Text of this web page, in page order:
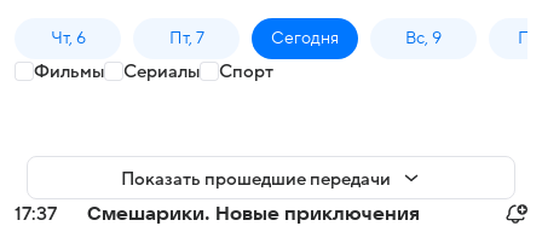
Чт, 6 Пт, 7 Сегодня Вс, 9
Фильмы Сериалы Спорт
Показать прошедшие передачи
17:37
Смешарики. Новые приключения